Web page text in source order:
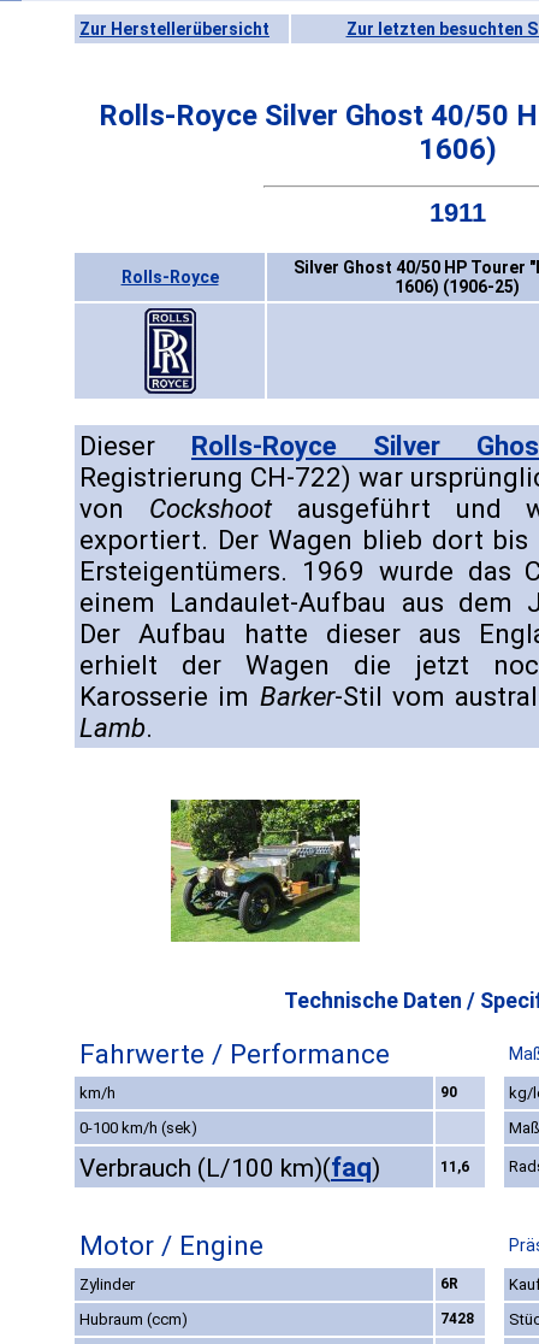
Zur Herstellerübersicht Zur letzten besuchten
Rolls-Royce Silver Ghost 40/50
1606)
1911
Rolls-Royce
Silver Ghost 40/50 HP Tourer
1606) (1906-25)
Dieser Rolls-Royce Silver
Registrierung CH-722) war
von Cockshootausgeführt und
exportiert. Der Wagen blieb dort
Ersteigentümers. 1969 wurde das
einem Landaulet-Aufbau aus dem
Der Aufbau hatte dieser aus
erhielt der Wagen die jetzt
Karosserie im Barker-Stil vom
Lamb.
Technische Daten /
Fahrwerte / Performance
km/h 90
kg/
0-100 km/h (sek)
Verbrauch (L/100 km)(faq) 11,6
Motor / Engine
Zylinder 6R
Hubraum (ccm)
7428